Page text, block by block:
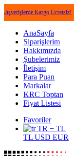
Kargo Ücretsiz! •
AnaSayfa
Siparişlerim
Hakkımızda
Şubelerimiz
İletişim
Para Puan
Markalar
KRC Toptan
Fiyat Listesi
Favoriler
TR − TL
TL USD EUR